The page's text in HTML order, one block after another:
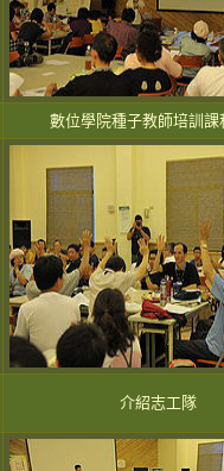
數位學院種子教師培訓課
介紹志工隊